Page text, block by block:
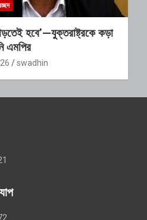
হবে’—যুক্তরাষ্ট্রকে কড়া
এমপির
swadhin